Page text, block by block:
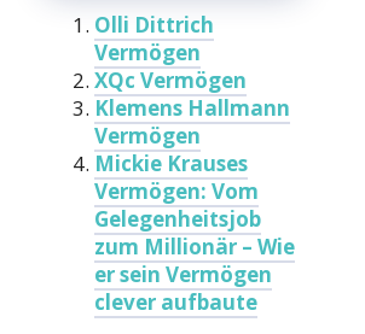
Olli Dittrich
Vermögen
XQc Vermögen
Klemens Hallmann
Vermögen
Mickie Krauses
Vermögen: Vom
Gelegenheitsjob
zum Millionär – Wie
er sein Vermögen
clever aufbaute